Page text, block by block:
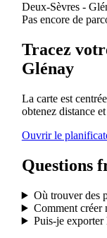
Deux-Sèvres -
Pas encore de
Tracez
Glénay
La carte est
obtenez distance
Ouvrir le
Questions
Où trouver des
Comment créer
Puis-je exporter